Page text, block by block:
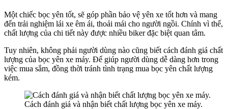
Một chiếc bọc yên tốt, sẽ góp phần bảo vệ yên xe tốt hơn và mang
đến trải nghiệm lái xe êm ái, thoải mái cho người ngồi. Chính vì thế,
chất lượng của chi tiết này được nhiều biker đặc biệt quan tâm.
Tuy nhiên, không phải người dùng nào cũng biết cách đánh giá chất
lượng của bọc yên xe máy. Để giúp người dùng dễ dàng hơn trong
việc mua sắm, đồng thời tránh tình trạng mua bọc yên chất lượng
kém.
Cách đánh giá và nhận biết chất lượng bọc yên xe máy.